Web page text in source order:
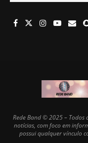
Rede Band © 2025 – Todos
notícias, com foco em
possui qualquer vínculo